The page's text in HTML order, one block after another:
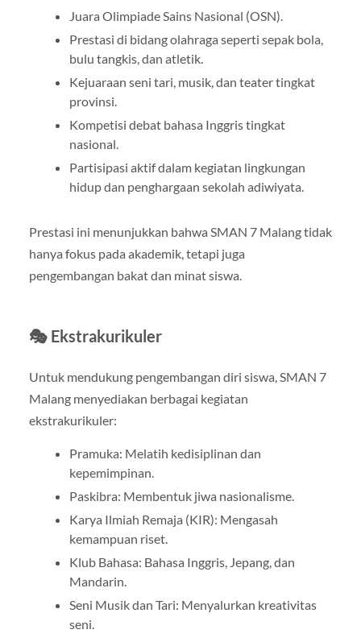
Juara Olimpiade Sains Nasional (OSN).
Prestasi di bidang olahraga seperti sepak bola,
bulu tangkis, dan atletik.
Kejuaraan seni tari, musik, dan teater tingkat
provinsi.
Kompetisi debat bahasa Inggris tingkat
nasional.
Partisipasi aktif dalam kegiatan lingkungan
hidup dan penghargaan sekolah adiwiyata.
Prestasi ini menunjukkan bahwa SMAN 7 Malang tidak
hanya fokus pada akademik, tetapi juga
pengembangan bakat dan minat siswa.
🎭 Ekstrakurikuler
Untuk mendukung pengembangan diri siswa, SMAN 7
Malang menyediakan berbagai kegiatan
ekstrakurikuler:
Pramuka: Melatih kedisiplinan dan
kepemimpinan.
Paskibra: Membentuk jiwa nasionalisme.
Karya Ilmiah Remaja (KIR): Mengasah
kemampuan riset.
Klub Bahasa: Bahasa Inggris, Jepang, dan
Mandarin.
Seni Musik dan Tari: Menyalurkan kreativitas
seni.